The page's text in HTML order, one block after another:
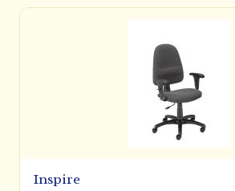
Inspire